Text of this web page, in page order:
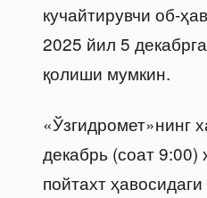
кучайтирувчи об-
2025 йил 5
қолиши мумкин.
«Ўзгидромет»нинг
декабрь (соат 9:00)
пойтахт